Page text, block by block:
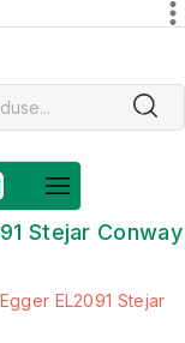
Stejar Conway
EL2091 Stejar